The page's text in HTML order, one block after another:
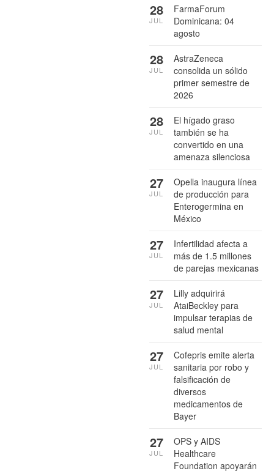
FarmaForum
Dominicana: 04
agosto
28
JUL
AstraZeneca
consolida un sólido
primer semestre de
2026
28
JUL
El hígado graso
también se ha
convertido en una
amenaza silenciosa
28
JUL
Opella inaugura línea
de producción para
Enterogermina en
México
27
JUL
Infertilidad afecta a
más de 1.5 millones
de parejas mexicanas
27
JUL
Lilly adquirirá
AtaiBeckley para
impulsar terapias de
salud mental
27
JUL
Cofepris emite alerta
sanitaria por robo y
falsificación de
diversos
medicamentos de
Bayer
27
JUL
OPS y AIDS
Healthcare
Foundation apoyarán
27
JUL